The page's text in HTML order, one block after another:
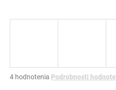
Priemerné
4 hodnotenia Podrobnosti
?